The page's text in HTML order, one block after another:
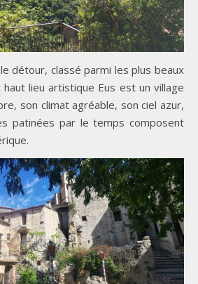
détour, classé parmi les plus beaux
lieu artistique Eus est un village
son climat agréable, son ciel azur,
patinées par le temps composent